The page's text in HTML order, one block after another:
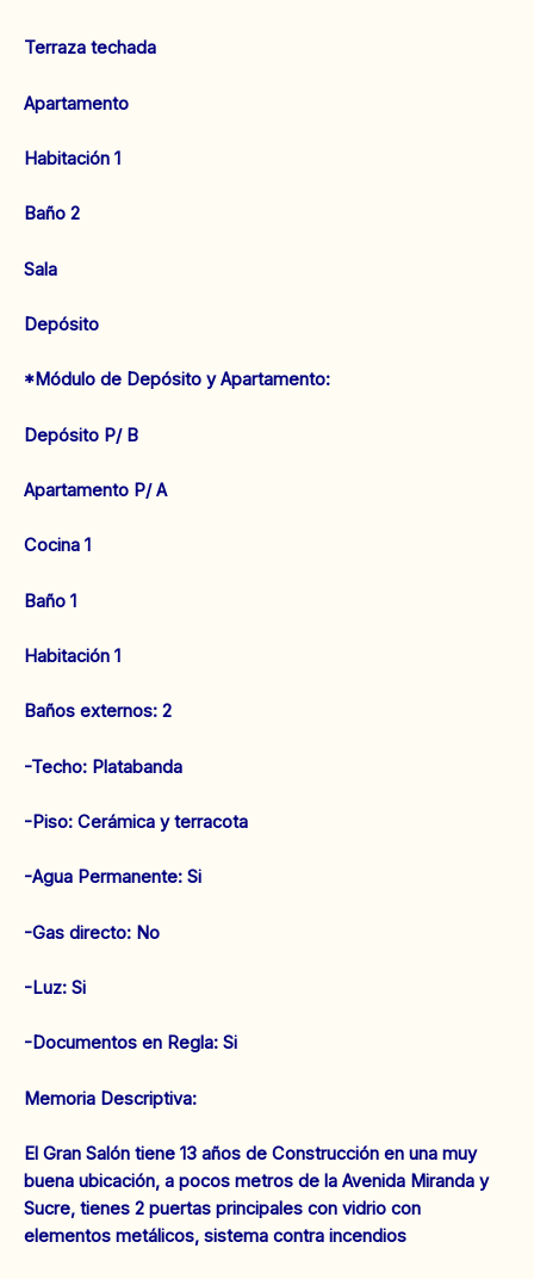
Terraza techada
Apartamento
Habitación 1
Baño 2
Sala
Depósito
*Módulo de Depósito y Apartamento:
Depósito P/ B
Apartamento P/ A
Cocina 1
Baño 1
Habitación 1
Baños externos: 2
-Techo: Platabanda
-Piso: Cerámica y terracota
‌-Agua Permanente: Si
‌-Gas directo: No
‌-Luz: Si
‌‌-Documentos en Regla: Si
Memoria Descriptiva:
El Gran Salón tiene 13 años de Construcción en una muy
buena ubicación, a pocos metros de la Avenida Miranda y
Sucre, tienes 2 puertas principales con vidrio con
elementos metálicos, sistema contra incendios